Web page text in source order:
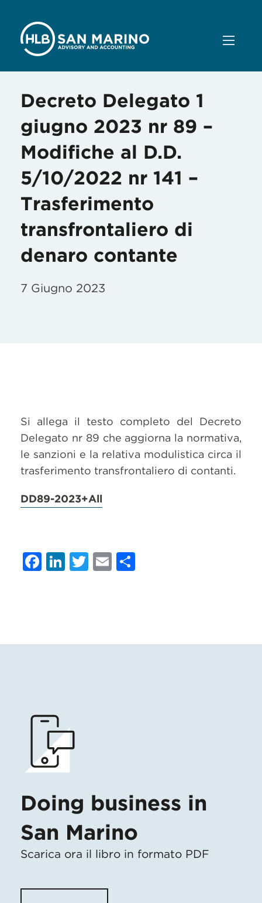
Decreto Delegato 1
giugno 2023 nr 89 –
Modifiche al D.D.
5/10/2022 nr 141 –
Trasferimento
transfrontaliero di
denaro contante
7 Giugno 2023
Si allega il testo completo del Decreto
Delegato nr 89 che aggiorna la normativa,
le sanzioni e la relativa modulistica circa il
trasferimento transfrontaliero di contanti.
DD89-2023+All
Facebook
LinkedIn
Twitter
Email
Doing business in
San Marino
Scarica ora il libro in formato PDF